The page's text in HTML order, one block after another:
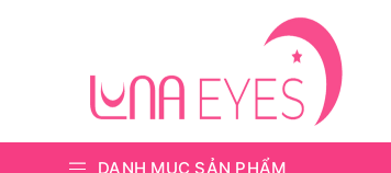
DANH MỤC SẢN PHẨM